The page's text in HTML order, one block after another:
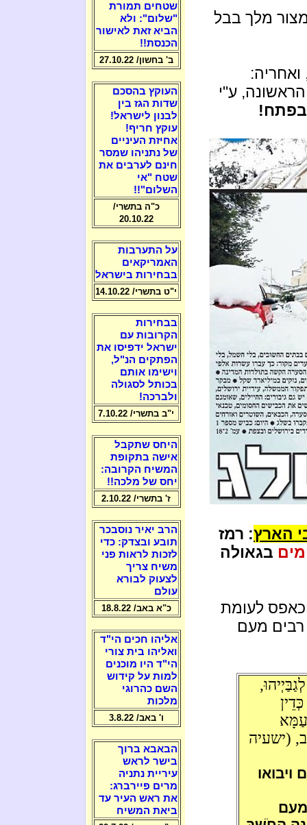
מלך בבל
ע"י
הארץ: רמז
בגאולה
לעומת
רבים מעם
(ישעיה
ויבואו
שטחים תמורת
"שלום": ולא
הביא זאת לאישור
הכנסת!!
ב' בחשון/ 27.10.22
העוקץ בהסכם
שדות הגז בין
לבנון לישראל!
עוקץ חריף!
אחיזת העיניים
של נתניהו שמסר
חינם לערבים את
שטח "אי
השלום"!!
כ"ה בתשרי/
20.10.22
על התערבות
האמריקאים
בבחירות בישראל
י"ט בתשרי/ 14.10.22
בבחירות
הקרובות עם
ישראל ידפיסו את
הפתקים הנ"ל,
וישימו אותם
בכותל לסגולה
ולברכה!
י"ב בתשרי/ 7.10.22
היחס שתקבל
אישה בתקופת
המשיח הקרובה:
יחס של מלכה!!
ז' בתשרי/ 2.10.22
הרב יאיר נוסבכר
תובע ובצדק: כדי
לזכות לראות פני
משיח צריך
לצעוק לבורא
עולם
כ"א באב/ 18.8.22
אליהו חכים הי"ד
ואליהו בית צורי
הי"ד היו מוכנים
למות על קידוש
השם כהרוגי
מלכות
ו' באב/ 3.8.22
הבאבא ברוך
בישר לראש
עיריית נתניה
מרים פיירברג:
את ראש העיר עד
ביאת המשיח